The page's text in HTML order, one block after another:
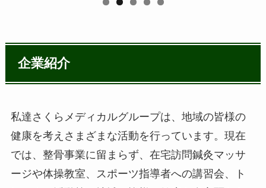
企業紹介
私達さくらメディカルグループは、地域の皆様の
健康を考えさまざまな活動を行っています。現在
では、整骨事業に留まらず、在宅訪問鍼灸マッサ
ージや体操教室、スポーツ指導者への講習会、ト